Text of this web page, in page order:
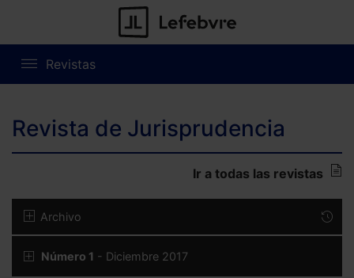
Revistas
Revista de Jurisprudencia
Ir a todas las revistas
Archivo
Número 1 - Diciembre 2017